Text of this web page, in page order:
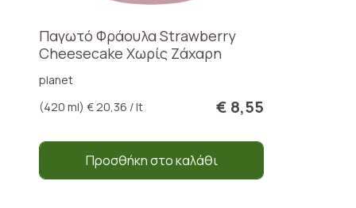
Παγωτό Φράουλα Strawberry
Cheesecake Χωρίς Ζάχαρη
planet
(420 ml) € 20,36 / lt
€ 8,55
Προσθήκη στο καλάθι